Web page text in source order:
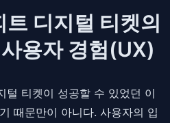
디지털 티켓의
용자 경험(UX)
털 티켓이 성공할 수 있었던 이
때문만이 아니다. 사용자의 입